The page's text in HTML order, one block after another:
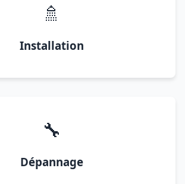
🚿
Installation
🔧
Dépannage